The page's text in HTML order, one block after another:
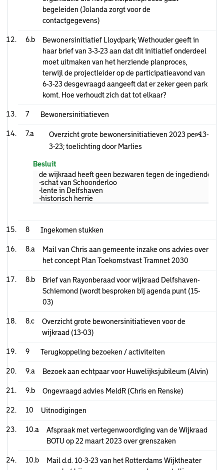
begeleiden (Jolanda zorgt voor de
contactgegevens)
6.b
Bewonersinitiatief Lloydpark; Wethouder geeft in
haar brief van 3-3-23 aan dat dit initiatief onderdeel
moet uitmaken van het herziende planproces,
terwijl de projectleider op de participatieavond van
6-3-23 desgevraagd aangeeft dat er zeker geen park
komt. Hoe verhoudt zich dat tot elkaar?
7 Bewonersinitiatieven
7.a
Overzicht grote bewonersinitiatieven 2023 per 13-
3-23; toelichting door Marlies
Besluit
de wijkraad heeft geen bezwaren tegen de ingediende
-schat van Schoonderloo
-lente in Delfshaven
-historisch herrie
8 Ingekomen stukken
8.a
Mail van Chris aan gemeente inzake ons advies over
het concept Plan Toekomstvast Tramnet 2030
8.b
Brief van Rayonberaad voor wijkraad Delfshaven-
Schiemond (wordt besproken bij agenda punt (15-
03)
8.c
Overzicht grote bewonersinitiatieven voor de
wijkraad (13-03)
9 Terugkoppeling bezoeken / activiteiten
9.a Bezoek aan echtpaar voor Huwelijksjubileum (Alvin)
9.b Ongevraagd advies MeldR (Chris en Renske)
10 Uitnodigingen
10.a
Afspraak met vertegenwoordiging van de Wijkraad
BOTU op 22 maart 2023 over grenszaken
10.b
Mail d.d. 10-3-23 van het Rotterdams Wijktheater